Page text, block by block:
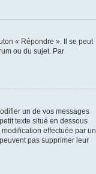
« Répondre ». Il se peut
ou du sujet. Par
un de vos messages
texte situé en dessous
modification effectuée par un
pas supprimer leur